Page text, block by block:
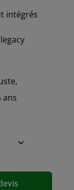
intégrés
ans